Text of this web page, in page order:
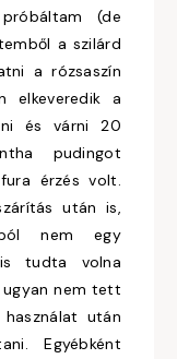
(de
a szilárd
a rózsaszín
elkeveredik a
és várni 20
pudingot
érzés volt.
után is,
nem egy
tudta volna
ugyan nem tett
után
Egyébként